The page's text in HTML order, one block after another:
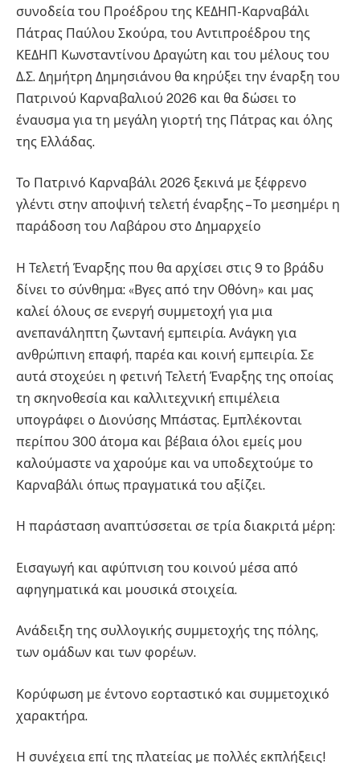
συνοδεία του Προέδρου της ΚΕΔΗΠ-Καρναβάλι
Πάτρας Παύλου Σκούρα, του Αντιπροέδρου της
ΚΕΔΗΠ Κωνσταντίνου Δραγώτη και του μέλους του
Δ.Σ. Δημήτρη Δημησιάνου θα κηρύξει την έναρξη του
Πατρινού Καρναβαλιού 2026 και θα δώσει το
έναυσμα για τη μεγάλη γιορτή της Πάτρας και όλης
της Ελλάδας.
Το Πατρινό Καρναβάλι 2026 ξεκινά με ξέφρενο
γλέντι στην αποψινή τελετή έναρξης – Το μεσημέρι η
παράδοση του Λαβάρου στο Δημαρχείο
Η Τελετή Έναρξης που θα αρχίσει στις 9 το βράδυ
δίνει το σύνθημα: «Βγες από την Οθόνη» και μας
καλεί όλους σε ενεργή συμμετοχή για μια
ανεπανάληπτη ζωντανή εμπειρία. Ανάγκη για
ανθρώπινη επαφή, παρέα και κοινή εμπειρία. Σε
αυτά στοχεύει η φετινή Τελετή Έναρξης της οποίας
τη σκηνοθεσία και καλλιτεχνική επιμέλεια
υπογράφει ο Διονύσης Μπάστας. Εμπλέκονται
περίπου 300 άτομα και βέβαια όλοι εμείς μου
καλούμαστε να χαρούμε και να υποδεχτούμε το
Καρναβάλι όπως πραγματικά του αξίζει.
Η παράσταση αναπτύσσεται σε τρία διακριτά μέρη:
Εισαγωγή και αφύπνιση του κοινού μέσα από
αφηγηματικά και μουσικά στοιχεία.
Ανάδειξη της συλλογικής συμμετοχής της πόλης,
των ομάδων και των φορέων.
Κορύφωση με έντονο εορταστικό και συμμετοχικό
χαρακτήρα.
Η συνέχεια επί της πλατείας με πολλές εκπλήξεις!